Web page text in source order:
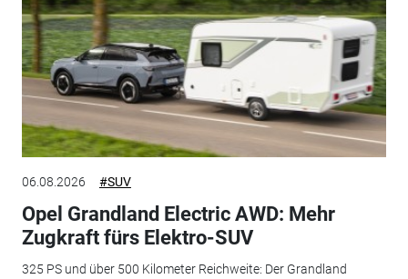
06.08.2026 #SUV
Opel Grandland Electric AWD: Mehr
Zugkraft fürs Elektro-SUV
325 PS und über 500 Kilometer Reichweite: Der Grandland